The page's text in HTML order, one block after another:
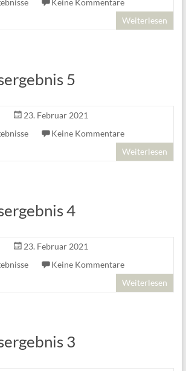
Weiterlesen
5
23. Februar 2021
Keine Kommentare
Weiterlesen
4
23. Februar 2021
Keine Kommentare
Weiterlesen
3